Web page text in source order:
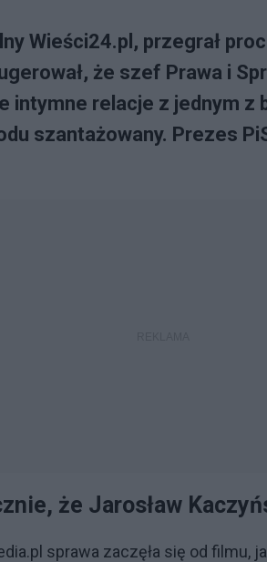
Wieści24.pl, przegrał
że szef Prawa i
intymne relacje z jednym z
szantażowany. Prezes
że Jarosław
sprawa zaczęła się od filmu,